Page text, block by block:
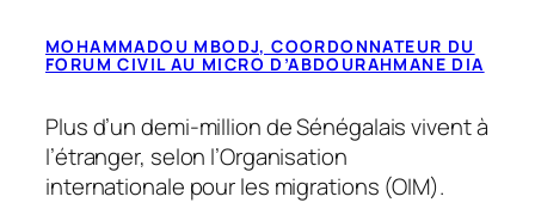
MOHAMMADOU MBODJ, COORDONNATEUR DU
FORUM CIVIL AU MICRO D’ABDOURAHMANE DIA
Plus d’un demi-million de Sénégalais vivent à
l’étranger, selon l’Organisation
internationale pour les migrations (OIM).